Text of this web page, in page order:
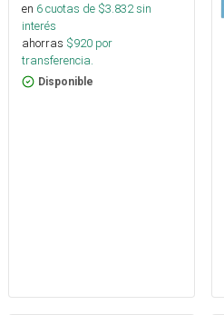
en 6cuotas de $3.832sin
interés
ahorras $920 por
transferencia.
Disponible